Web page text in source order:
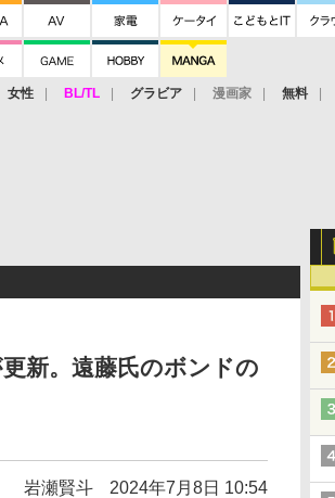
女性 BL/TL グラビア 漫画家 無料
新。遠藤氏のボンドの
岩瀬賢斗 2024年7月8日 10:54